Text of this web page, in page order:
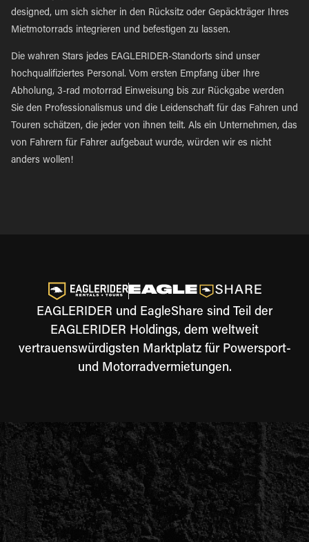
designed, um sich sicher in den Rücksitz oder Gepäckträger Ihres
Mietmotorrads integrieren und befestigen zu lassen.
Die wahren Stars jedes EAGLERIDER-Standorts sind unser
hochqualifiziertes Personal. Vom ersten Empfang über Ihre
Abholung, 3-rad motorrad Einweisung bis zur Rückgabe werden
Sie den Professionalismus und die Leidenschaft für das Fahren und
Touren schätzen, die jeder von ihnen teilt. Als ein Unternehmen, das
von Fahrern für Fahrer aufgebaut wurde, würden wir es nicht
anders wollen!
EAGLERIDER und EagleShare sind Teil der
EAGLERIDER Holdings, dem weltweit
vertrauenswürdigsten Marktplatz für Powersport-
und Motorradvermietungen.